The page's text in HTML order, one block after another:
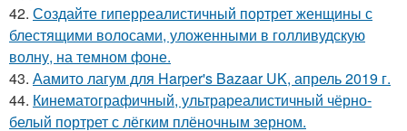
42. Создайте гиперреалистичный портрет женщины с
блестящими волосами, уложенными в голливудскую
волну, на темном фоне.
43. Аамито лагум для Harper's Bazaar UK, апрель 2019 г.
44. Кинематографичный, ультрареалистичный чёрно-
белый портрет с лёгким плёночным зерном.